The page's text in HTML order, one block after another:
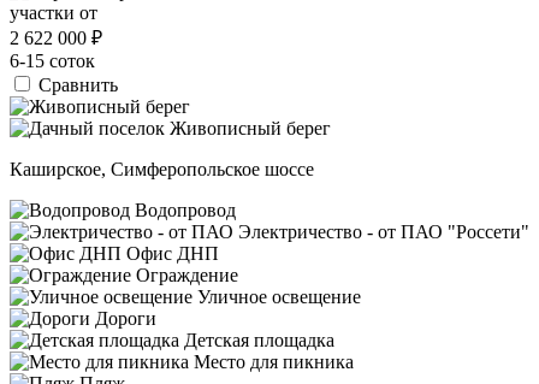
участки от
2 622 000 ₽
6-15 соток
Сравнить
Каширское, Симферопольское шоссе
Водопровод
Электричество - от ПАО "Россети"
Офис ДНП
Ограждение
Уличное освещение
Дороги
Детская площадка
Место для пикника